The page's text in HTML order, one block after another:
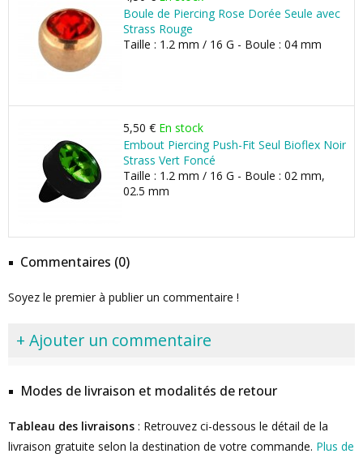
Boule de Piercing Rose Dorée Seule avec
Strass Rouge
Taille : 1.2 mm / 16 G - Boule : 04 mm
5,50 € En stock
Embout Piercing Push-Fit Seul Bioflex Noir
Strass Vert Foncé
Taille : 1.2 mm / 16 G - Boule : 02 mm,
02.5 mm
Commentaires (0)
Soyez le premier à publier un commentaire !
+ Ajouter un commentaire
Modes de livraison et modalités de retour
Tableau des livraisons : Retrouvez ci-dessous le détail de la
livraison gratuite selon la destination de votre commande. Plus de